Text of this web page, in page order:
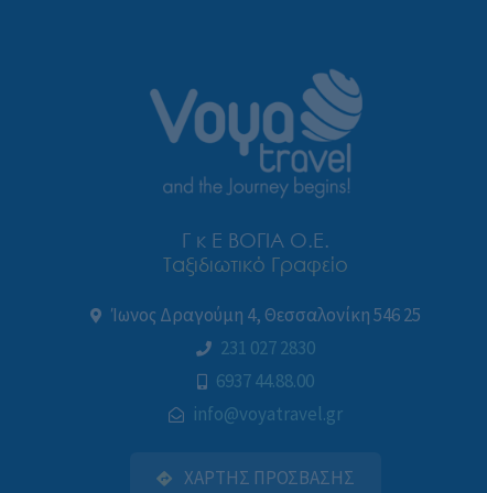
Γ κ Ε ΒΟΓΙΑ Ο.Ε.
Ταξιδιωτικό Γραφείο
Ίωνος Δραγούμη 4, Θεσσαλονίκη 546 25
231 027 2830
6937 44.88.00
info@voyatravel.gr
ΧΑΡΤΗΣ ΠΡΟΣΒΑΣΗΣ